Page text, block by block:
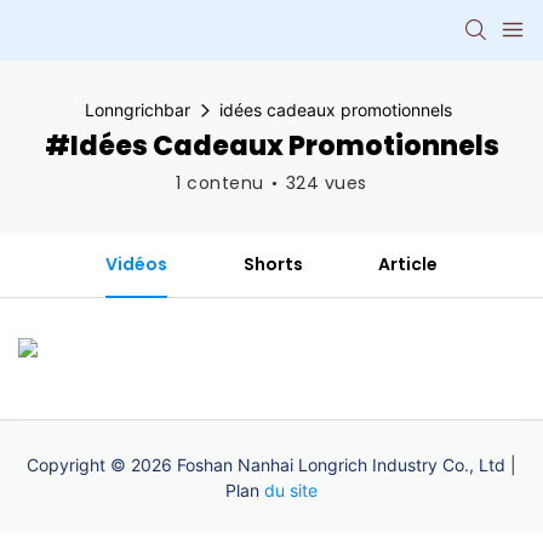
Lonngrichbar idées cadeaux promotionnels
#idées Cadeaux Promotionnels
1 contenu 324 vues
Vidéos Shorts Article
Copyright © 2026 Foshan Nanhai Longrich Industry Co., Ltd |
Plan du site